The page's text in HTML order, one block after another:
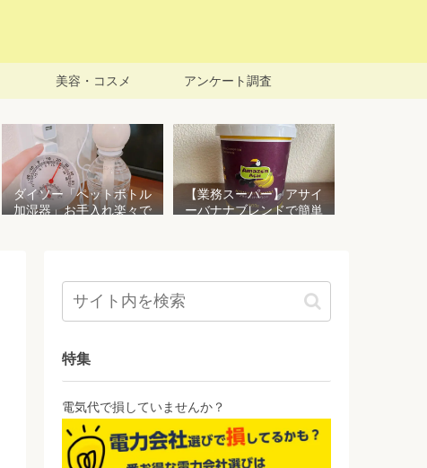
美容・コスメ アンケート調査
ダイソー「ペットボトル
加湿器」お手入れ楽々で
【業務スーパー】アサイ
ーバナナブレンドで簡単
特集
電気代で損していませんか？